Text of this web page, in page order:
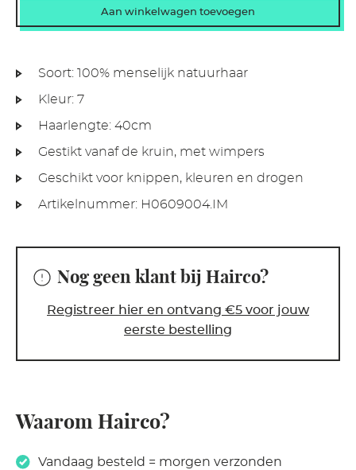
Soort: 100% menselijk natuurhaar
Kleur: 7
Haarlengte: 40cm
Gestikt vanaf de kruin, met wimpers
Geschikt voor knippen, kleuren en drogen
Artikelnummer: H0609004.IM
Nog geen klant bij Hairco?
Registreer hier en ontvang €5 voor jouw
eerste bestelling
Waarom Hairco?
Vandaag besteld = morgen verzonden